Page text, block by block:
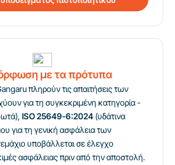
με τα πρότυπα
πληρούν τις απαιτήσεις των
για τη συγκεκριμένη κατηγορία -
ISO 25649-6:2024 (υδάτινα
για τη γενική ασφάλεια των
υποβάλλεται σε έλεγχο
ασφάλειας πριν από την αποστολή.